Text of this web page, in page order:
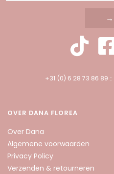
→
+31 (0) 6 28 73 86 89 ::
OVER DANA FLOREA
Over Dana
Algemene voorwaarden
Privacy Policy
Verzenden & retourneren